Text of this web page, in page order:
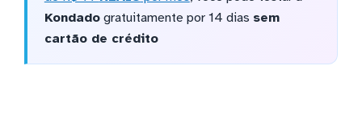
Kondadogratuitamente por 14 dias sem
cartão de crédito